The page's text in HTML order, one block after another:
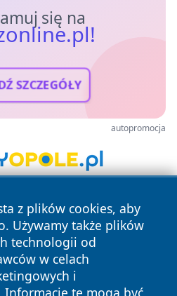
się na
SZCZEGÓŁY
autopromocja
z plików cookies, aby
Używamy także plików
technologii od
w celach
i
Informacje te mogą być
Wszystkie prawa